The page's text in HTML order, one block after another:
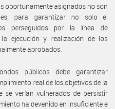
oportunamente asignados no son
para garantizar no solo el
perseguidos por la línea de
ejecución y realización de los
aprobados.
públicos debe garantizar
real de los objetivos de la
se verían vulnerados de persistir
ha devenido en insuficiente e